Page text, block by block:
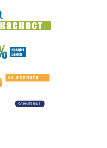
zatrpao trpezu, evo bez
naglo zakočio, putnici
u finalu Evrovizije 2026.